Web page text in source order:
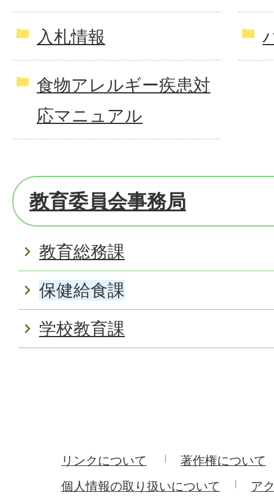
入札情報
食物アレルギー疾患対
応マニュアル
教育委員会事務局
教育総務課
保健給食課
学校教育課
リンクについて
著作権について
個人情報の取り扱いについて
ア